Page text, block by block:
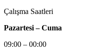
Çalışma Saatleri
Pazartesi – Cuma
09:00 – 00:00